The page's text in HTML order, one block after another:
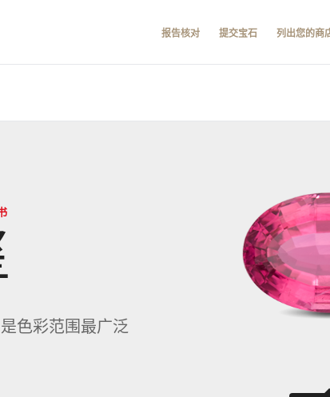
报告核对 提交宝石 列出您的商
色彩范围最广泛